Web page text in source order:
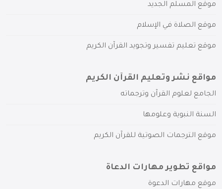
موقع المسلم الجديد
موقع الصلاة في الإسلام
موقع تعليم تفسير وتجويد القرآن الكريم
مواقع نشر وتعليم القرآن الكريم
الجامع لعلوم القرآن وترجماته
السنة النبوية وعلومها
موقع الترجمات الصوتية للقرآن الكريم
مواقع تطوير مهارات الدعاة
موقع مهارات الدعوة